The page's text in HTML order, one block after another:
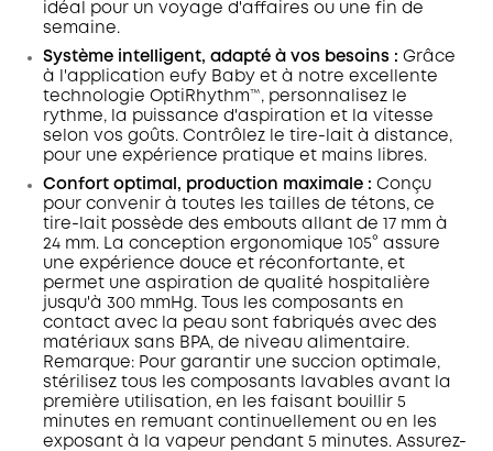
idéal pour un voyage d'affaires ou une fin de
semaine.
Système intelligent, adapté à vos besoins : Grâce
à l'application eufy Baby et à notre excellente
technologie OptiRhythm™, personnalisez le
rythme, la puissance d'aspiration et la vitesse
selon vos goûts. Contrôlez le tire-lait à distance,
pour une expérience pratique et mains libres.
Confort optimal, production maximale : Conçu
pour convenir à toutes les tailles de tétons, ce
tire-lait possède des embouts allant de 17 mm à
24 mm. La conception ergonomique 105° assure
une expérience douce et réconfortante, et
permet une aspiration de qualité hospitalière
jusqu'à 300 mmHg. Tous les composants en
contact avec la peau sont fabriqués avec des
matériaux sans BPA, de niveau alimentaire.
Remarque: Pour garantir une succion optimale,
stérilisez tous les composants lavables avant la
première utilisation, en les faisant bouillir 5
minutes en remuant continuellement ou en les
exposant à la vapeur pendant 5 minutes. Assurez-